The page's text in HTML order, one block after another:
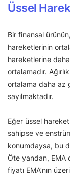
Üssel
Bir finansal
hareketlerinin
hareketlerine
ortalamadır.
ortalama daha az
sayılmaktadır.
Eğer üssel
sahipse ve
konumdaysa, bu
Öte yandan, EMA
fiyatı EMA’nın